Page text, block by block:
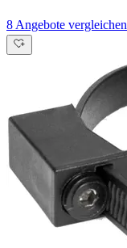
8 Angebote vergleichen